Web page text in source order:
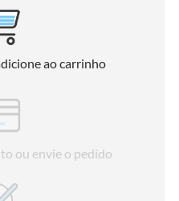
ao carrinho
ou envie o pedido